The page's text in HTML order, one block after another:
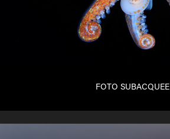
FOTO SUBACQUEE